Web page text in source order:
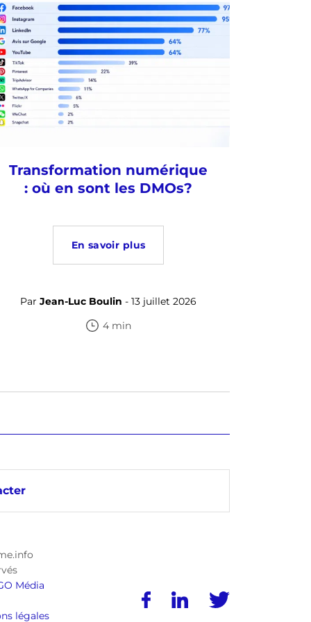
Transformation numérique
: où en sont les DMOs?
En savoir plus
Par Jean-Luc Boulin - 13 juillet 2026
4 min
Média
légales